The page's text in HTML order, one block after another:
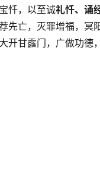
忏，以至诚礼忏、诵
先亡，灭罪增福，
开甘露门，广做功德